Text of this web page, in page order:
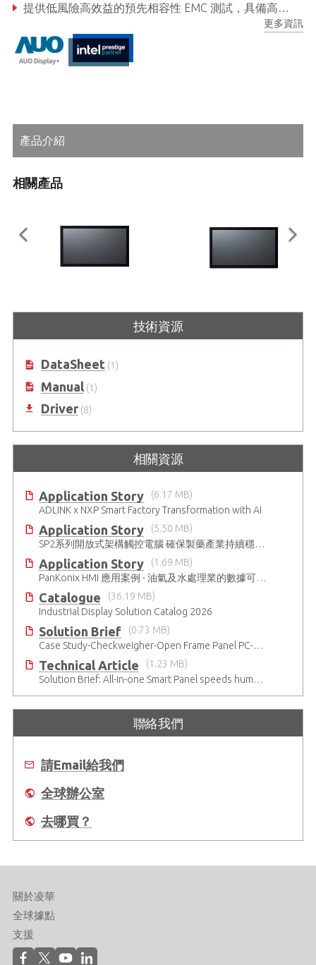
提供低風險高效益的預先相容性 EMC 測試，具備高抗靜電干擾能力
支援 9–36V 寬電壓範圍設計，提升系統適用性與可靠性更多資訊
產品介紹
相關產品
15" / 17"/ 19"/ 21.5" / 23.8" /27" 工
7"/10.1"/12.1"/15"/15.6"/17"/18.5"/
19"/21.5"/23.8"/27"/32"/43" 工業級
技術資源
DataSheet(1)
Manual(1)
Driver(8)
相關資源
Application Story
(6.17 MB)
ADLINK x NXP Smart Factory Transformation with AI
Application Story
(5.50 MB)
SP2系列開放式架構觸控電腦 確保製藥產業持續穩定運作
Application Story
(1.69 MB)
PanKonix HMI 應用案例 - 油氣及水處理業的數據可視化
Catalogue
(36.19 MB)
Industrial Display Solution Catalog 2026
Solution Brief
(0.73 MB)
Case Study-Checkweigher-Open Frame Panel PC-SP2
Technical Article
(1.23 MB)
Solution Brief: All-in-one Smart Panel speeds human-machine interaction device development
聯絡我們
請Email給我們
全球辦公室
去哪買？
關於凌華
全球據點
支援